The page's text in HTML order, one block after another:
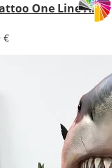
One Line Art
€